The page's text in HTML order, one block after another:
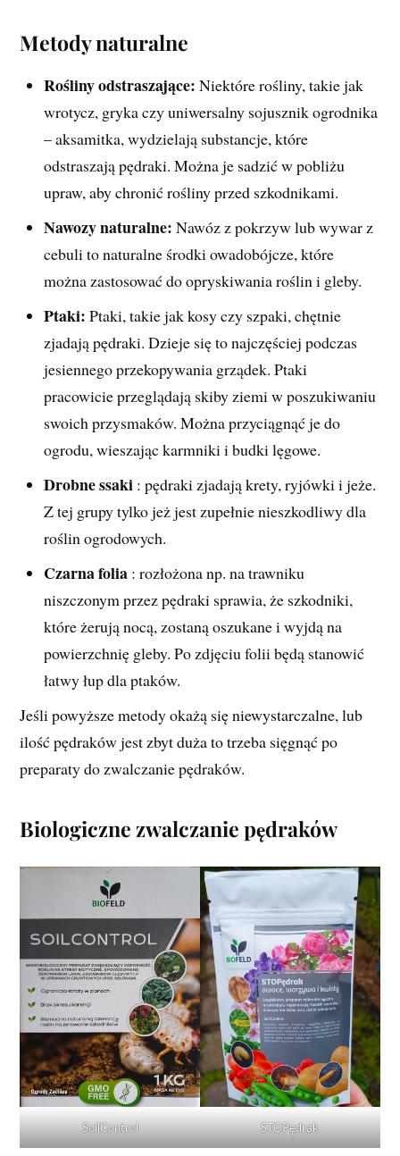
Metody naturalne
Rośliny odstraszające: Niektóre rośliny, takie jak
wrotycz, gryka czy uniwersalny sojusznik ogrodnika
– aksamitka, wydzielają substancje, które
odstraszają pędraki. Można je sadzić w pobliżu
upraw, aby chronić rośliny przed szkodnikami.
Nawozy naturalne: Nawóz z pokrzyw lub wywar z
cebuli to naturalne środki owadobójcze, które
można zastosować do opryskiwania roślin i gleby.
Ptaki: Ptaki, takie jak kosy czy szpaki, chętnie
zjadają pędraki. Dzieje się to najczęściej podczas
jesiennego przekopywania grządek. Ptaki
pracowicie przeglądają skiby ziemi w poszukiwaniu
swoich przysmaków. Można przyciągnąć je do
ogrodu, wieszając karmniki i budki lęgowe.
Drobne ssaki : pędraki zjadają krety, ryjówki i jeże.
Z tej grupy tylko jeż jest zupełnie nieszkodliwy dla
roślin ogrodowych.
Czarna folia : rozłożona np. na trawniku
niszczonym przez pędraki sprawia, że szkodniki,
które żerują nocą, zostaną oszukane i wyjdą na
powierzchnię gleby. Po zdjęciu folii będą stanowić
łatwy łup dla ptaków.
Jeśli powyższe metody okażą się niewystarczalne, lub
ilość pędraków jest zbyt duża to trzeba sięgnąć po
preparaty do zwalczanie pędraków.
Biologiczne zwalczanie pędraków
SoilControl STOPędrak